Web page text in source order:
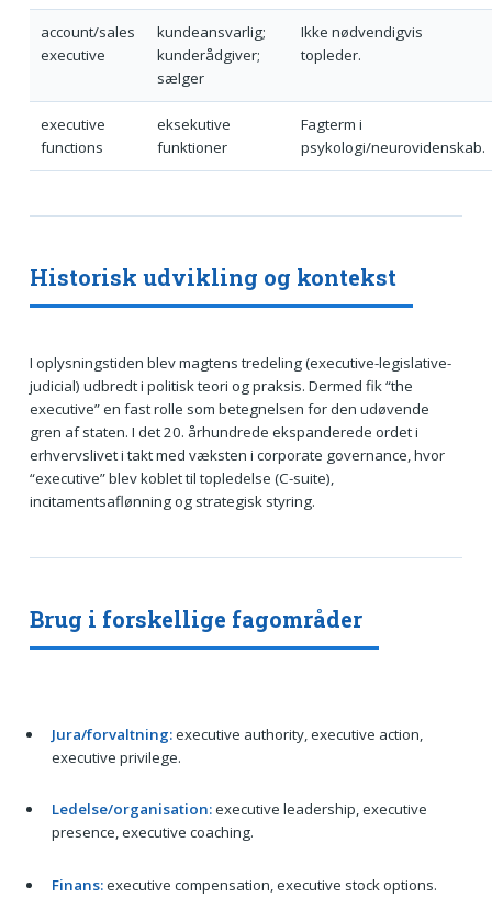
account/sales
executive
kundeansvarlig;
kunderådgiver;
sælger
Ikke nødvendigvis
topleder.
executive
functions
eksekutive
funktioner
Fagterm i
psykologi/neurovidenskab.
Historisk udvikling og kontekst
I oplysningstiden blev magtens tredeling (executive-legislative-
judicial) udbredt i politisk teori og praksis. Dermed fik “the
executive” en fast rolle som betegnelsen for den udøvende
gren af staten. I det 20. århundrede ekspanderede ordet i
erhvervslivet i takt med væksten i corporate governance, hvor
“executive” blev koblet til topledelse (C-suite),
incitamentsaflønning og strategisk styring.
Brug i forskellige fagområder
Jura/forvaltning:executive authority, executive action,
executive privilege.
Ledelse/organisation:executive leadership, executive
presence, executive coaching.
Finans:executive compensation, executive stock options.